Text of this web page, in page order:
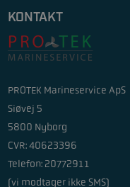
KONTAKT
PROTEK Marineservice ApS
Siøvej 5
5800 Nyborg
CVR: 40623396
Telefon: 20772911
(vi modtager ikke SMS)